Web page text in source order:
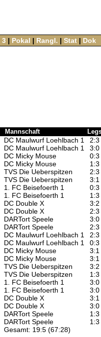
3‌ |‌ Pokal ‌ |‌ Rangl. ‌ |‌ Stat‌ |‌ Dok
Mannschaft
DC Maulwurf Loehlbach 1
2:3
DC Maulwurf Loehlbach 1
3:0
DC Micky Mouse
0:3
DC Micky Mouse
1:3
TVS Die Ueberspitzen
2:3
TVS Die Ueberspitzen
3:1
1. FC Beisefoerth 1
0:3
1. FC Beisefoerth 1
1:3
DC Double X
3:2
DC Double X
2:3
DARTort Speele
3:0
DARTort Speele
2:3
DC Maulwurf Loehlbach 1
2:3
DC Maulwurf Loehlbach 1
0:3
DC Micky Mouse
3:1
DC Micky Mouse
3:1
TVS Die Ueberspitzen
3:2
TVS Die Ueberspitzen
1:3
1. FC Beisefoerth 1
3:0
1. FC Beisefoerth 1
3:0
DC Double X
3:1
DC Double X
3:0
DARTort Speele
1:3
DARTort Speele
1:3
Gesamt: 19:5 (67:28)